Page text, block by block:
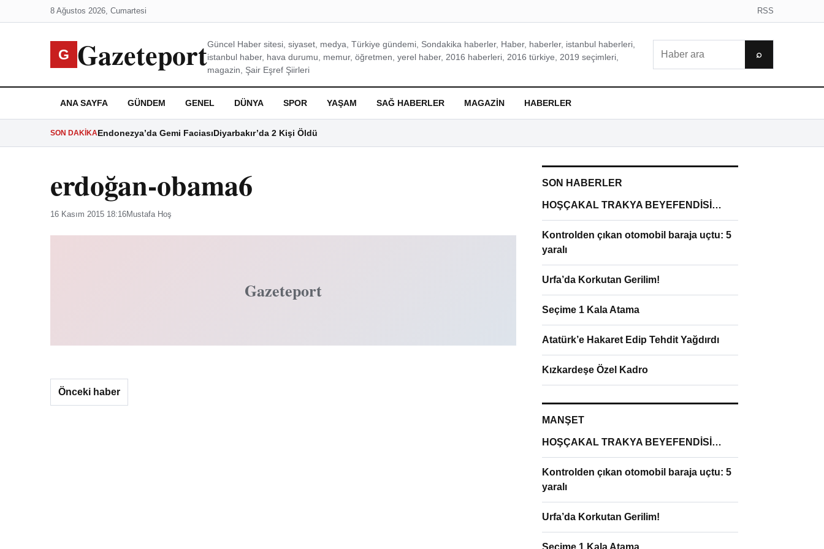
8 Ağustos 2026, Cumartesi RSS
G GazeteportGüncel Haber sitesi, siyaset, medya, Türkiye gündemi, Sondakika haberler, Haber, haberler, istanbul haberleri,
istanbul haber, hava durumu, memur, öğretmen, yerel haber, 2016 haberleri, 2016 türkiye, 2019 seçimleri,
magazin, Şair Eşref Şiirleri
⌕
ANA SAYFA GÜNDEM GENEL DÜNYA SPOR YAŞAM SAĞ HABERLER MAGAZIN HABERLER
SON DAKIKAEndonezya’da Gemi FaciasıDiyarbakır’da 2 Kişi Öldü
erdoğan-obama6
16 Kasım 2015 18:16Mustafa Hoş
Gazeteport
Önceki haber
SON HABERLER
HOŞÇAKAL TRAKYA BEYEFENDİSİ…
Kontrolden çıkan otomobil baraja uçtu: 5
yaralı
Urfa’da Korkutan Gerilim!
Seçime 1 Kala Atama
Atatürk’e Hakaret Edip Tehdit Yağdırdı
Kızkardeşe Özel Kadro
MANŞET
HOŞÇAKAL TRAKYA BEYEFENDİSİ…
Kontrolden çıkan otomobil baraja uçtu: 5
yaralı
Urfa’da Korkutan Gerilim!
Seçime 1 Kala Atama